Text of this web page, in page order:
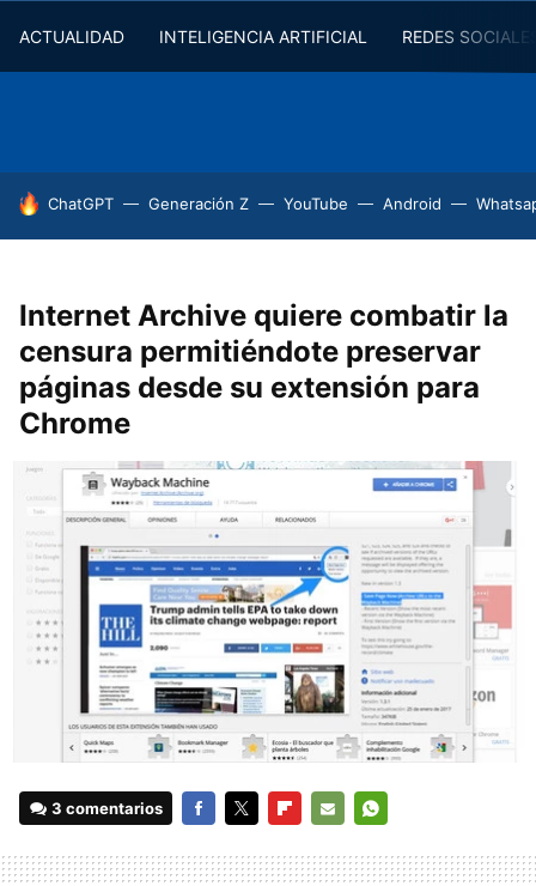
ACTUALIDAD INTELIGENCIA ARTIFICIAL REDES
HOY SE HABLA DE
ChatGPT Generación Z YouTube Android
Internet Archive quiere combatir la
censura permitiéndote preservar
páginas desde su extensión para
Chrome
3 comentarios
MAIL